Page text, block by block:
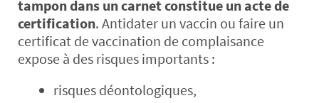
tampon dans un carnet constitue un acte de
certification. Antidater un vaccin ou faire un
certificat de vaccination de complaisance
expose à des risques importants :
risques déontologiques,